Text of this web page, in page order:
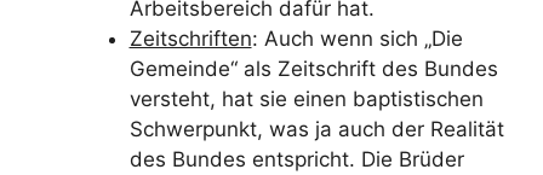
Arbeitsbereich dafür hat.
Zeitschriften: Auch wenn sich „Die
Gemeinde“ als Zeitschrift des Bundes
versteht, hat sie einen baptistischen
Schwerpunkt, was ja auch der Realität
des Bundes entspricht. Die Brüder